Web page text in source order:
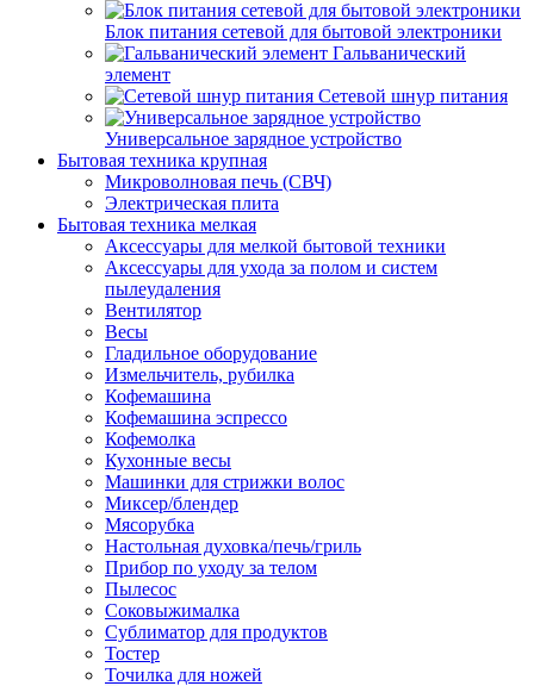
Блок питания сетевой для бытовой электроники
Гальванический
элемент
Сетевой шнур питания
Универсальное зарядное устройство
Бытовая техника крупная
Микроволновая печь (СВЧ)
Электрическая плита
Бытовая техника мелкая
Аксессуары для мелкой бытовой техники
Аксессуары для ухода за полом и систем
пылеудаления
Вентилятор
Весы
Гладильное оборудование
Измельчитель, рубилка
Кофемашина
Кофемашина эспрессо
Кофемолка
Кухонные весы
Машинки для стрижки волос
Миксер/блендер
Мясорубка
Настольная духовка/печь/гриль
Прибор по уходу за телом
Пылесос
Соковыжималка
Сублиматор для продуктов
Тостер
Точилка для ножей